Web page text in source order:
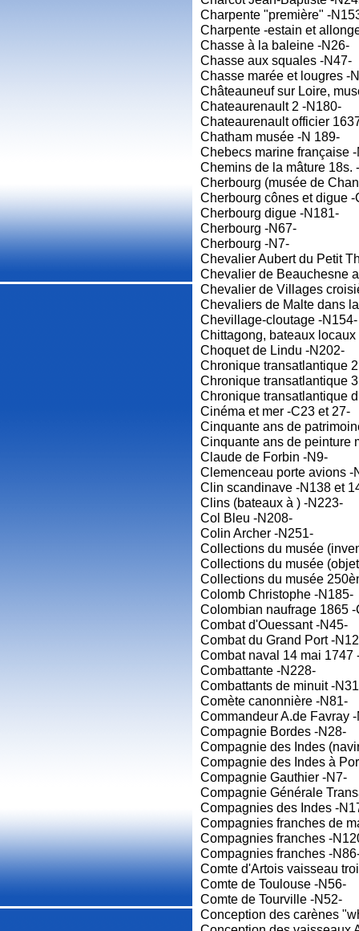
Charpente "première" -
Charpente -estain et
Chasse à la baleine -N26-
Chasse aux squales -N47-
Chasse marée et lougres -
Châteauneuf sur Loire,
Chateaurenault 2 -N180-
Chateaurenault officier
Chatham musée -N 189-
Chebecs marine française
Chemins de la mâture 18s.
Cherbourg (musée de
Cherbourg cônes et digue -
Cherbourg digue -N181-
Cherbourg -N67-
Cherbourg -N7-
Chevalier Aubert du Petit
Chevalier de Beauchesne
Chevalier de Villages
Chevaliers de Malte dans
Chevillage-cloutage -N154-
Chittagong, bateaux locaux
Choquet de Lindu -N202-
Chronique transatlantique
Chronique transatlantique
Chronique transatlantique
Cinéma et mer -C23 et 27-
Cinquante ans de
Cinquante ans de peinture
Claude de Forbin -N9-
Clemenceau porte avions -
Clin scandinave -N138 et
Clins (bateaux à ) -N223-
Col Bleu -N208-
Colin Archer -N251-
Collections du musée
Collections du musée
Collections du musée
Colomb Christophe -N185-
Colombian naufrage 1865 -
Combat d'Ouessant -N45-
Combat du Grand Port -
Combat naval 14 mai 1747
Combattante -N228-
Combattants de minuit -
Comète canonnière -N81-
Commandeur A.de Favray
Compagnie Bordes -N28-
Compagnie des Indes
Compagnie des Indes à
Compagnie Gauthier -N7-
Compagnie Générale
Compagnies des Indes -
Compagnies franches de
Compagnies franches -
Compagnies franches -
Comte d'Artois vaisseau
Comte de Toulouse -N56-
Comte de Tourville -N52-
Conception des carènes